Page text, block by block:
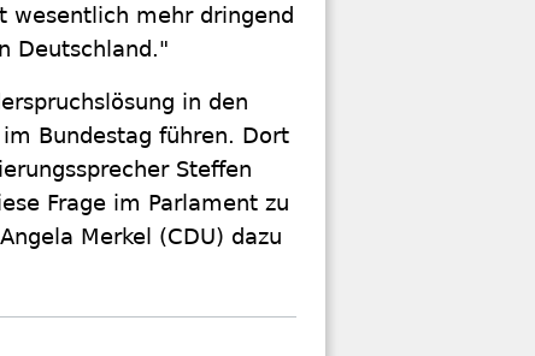
wesentlich mehr dringend
Deutschland."
in den
Bundestag führen. Dort
Steffen
Frage im Parlament zu
Merkel (CDU) dazu